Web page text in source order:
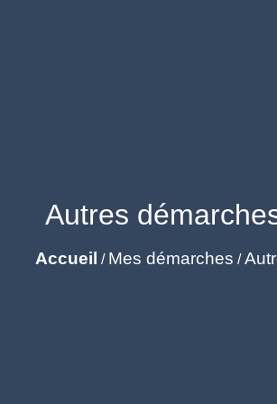
Autres
Accueil / Mes démarches /